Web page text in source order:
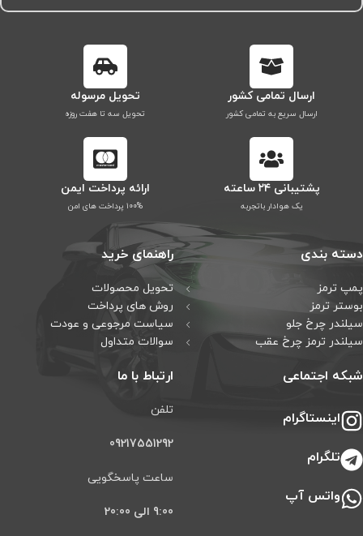
ارسال تمامی کشور
ارسال سریع به تمامی کشور
تحویل مرسوله
تحویل سه تا هفت روزه
پشتیبانی ۲۴ ساعته
یک هوادار باتجربه
ارائه پرداخت ایمن
۱۰۰% پرداخت های امن
دسته بندی
پمپ ترمز
بوستر ترمز
سیلندر چرخ جلو
سیلندر ترمز چرخ عقب
راهنمای خرید
تحویل محصولات
روش های پرداخت
سیاست مرجوعی و عودت
سوالات متداول
شبکه اجتماعی
اینستاگرام
تلگرام
واتس آپ
ارتباط با ما
تلفن
09217551292
ساعت پاسخگویی
9:00 الی 20:00